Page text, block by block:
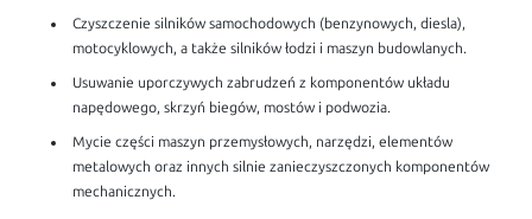
Czyszczenie silników samochodowych (benzynowych, diesla),
motocyklowych, a także silników łodzi i maszyn budowlanych.
Usuwanie uporczywych zabrudzeń z komponentów układu
napędowego, skrzyń biegów, mostów i podwozia.
Mycie części maszyn przemysłowych, narzędzi, elementów
metalowych oraz innych silnie zanieczyszczonych komponentów
mechanicznych.